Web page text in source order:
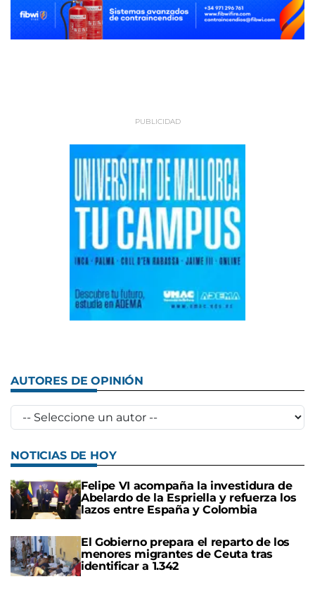
AUTORES DE OPINIÓN
NOTICIAS DE HOY
Felipe VI acompaña la investidura de
Abelardo de la Espriella y refuerza los
lazos entre España y Colombia
El Gobierno prepara el reparto de los
menores migrantes de Ceuta tras
identificar a 1.342